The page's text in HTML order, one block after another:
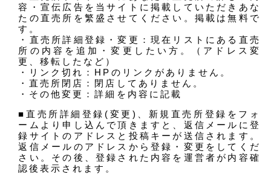
容・宣伝広告を当サイトに掲載していただきあな
たの直売所を繁盛させてください。掲載は無料で
す。
・直売所詳細登録・変更：現在リストにある直売
所の内容を追加・変更したい方。（アドレス変
更、移転したなど）
・リンク切れ：HPのリンクがありません。
・直売所閉店：閉店してありません。
・その他変更：詳細を内容に記載
■直売所詳細登録(変更)、新規直売所登録をフォ
ームより申し込んで頂きますと、返信メールに登
録サイトのアドレスと投稿キーが送信されます。
返信メールのアドレスから登録・変更をしてくだ
さい。その後、登録された内容を運営者が内容確
認後表示されます。